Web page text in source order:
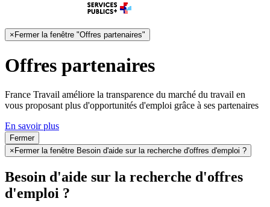
× Fermer la fenêtre "Offres partenaires"
Offres partenaires
France Travail améliore la transparence du marché du travail en
vous proposant plus d'opportunités d'emploi grâce à ses partenaires
En savoir plus
Fermer
× Fermer la fenêtre Besoin d'aide sur la recherche d'offres d'emploi ?
Besoin d'aide sur la recherche d'offres
d'emploi ?